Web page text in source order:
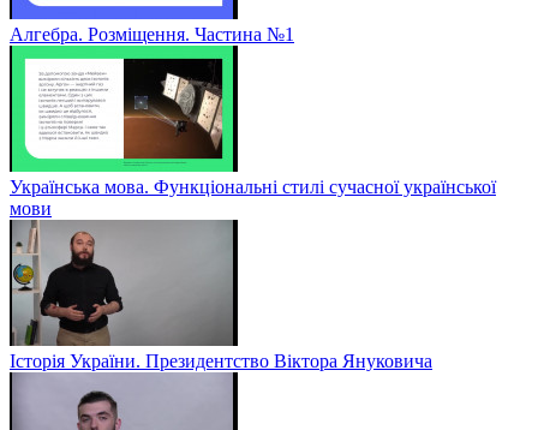
Алгебра. Розміщення. Частина №1
Українська мова. Функціональні стилі сучасної української
мови
Історія України. Президентство Віктора Януковича